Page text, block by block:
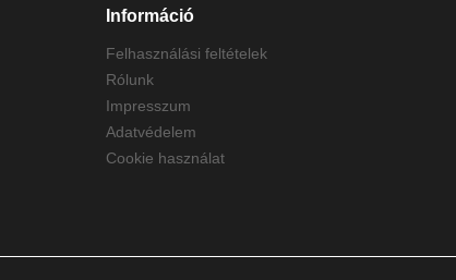
Információ
Felhasználási feltételek
Rólunk
Impresszum
Adatvédelem
Cookie használat